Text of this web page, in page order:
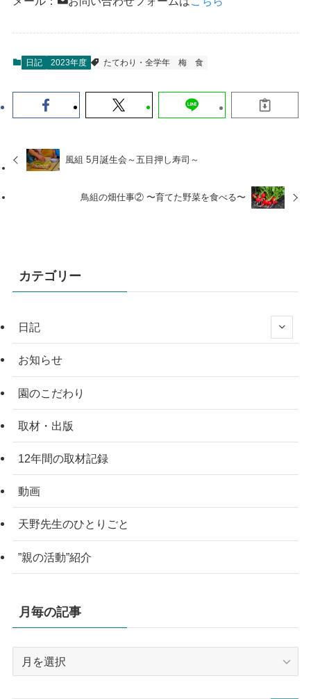
日記 2023年度 たてわり・全学年 梅 食
風組 5月誕生会～五目押し寿司～
鳥組の畑仕事② 〜育てた野菜を食べる〜
カテゴリー
日記
お知らせ
園のこだわり
取材・出版
12年間の取材記録
動画
天野先生のひとりごと
”親の活動”紹介
月毎の記事